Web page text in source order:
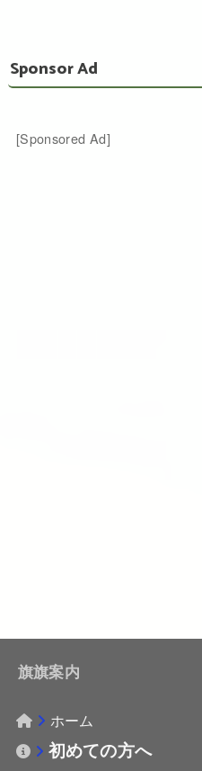
Sponsor Ad
[Sponsored Ad]
旗旗案内
ホーム
初めての方へ